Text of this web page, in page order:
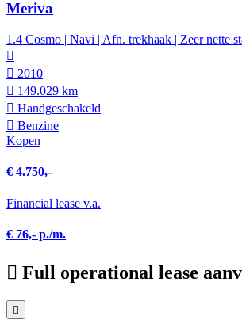
Meriva
1.4 Cosmo | Navi | Afn. trekhaak | Zeer nette
2010
149.029 km
Hand­geschakeld
Benzine
Kopen
€ 4.750,-
Financial lease v.a.
€ 76,- p./m.
Full operational lease